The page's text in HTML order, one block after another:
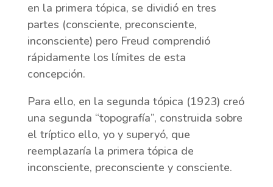
en la primera tópica, se dividió en tres
partes (consciente, preconsciente,
inconsciente) pero Freud comprendió
rápidamente los límites de esta
concepción.
Para ello, en la segunda tópica (1923) creó
una segunda “topografía”, construida sobre
el tríptico ello, yo y superyó, que
reemplazaría la primera tópica de
inconsciente, preconsciente y consciente.